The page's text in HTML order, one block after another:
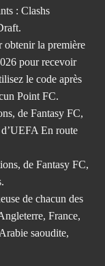
: Clashs
obtenir la première
pour recevoir
le code après
Point FC.
de Fantasy FC,
En route
de Fantasy FC,
de chacun des
France,
saoudite,